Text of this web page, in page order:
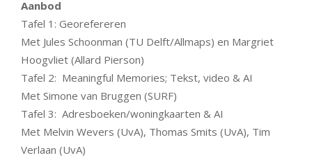
Aanbod
Tafel 1: Georefereren
Met Jules Schoonman (TU Delft/Allmaps) en Margriet
Hoogvliet (Allard Pierson)
Tafel 2: Meaningful Memories; Tekst, video & AI
Met Simone van Bruggen (SURF)
Tafel 3: Adresboeken/woningkaarten & AI
Met Melvin Wevers (UvA), Thomas Smits (UvA), Tim
Verlaan (UvA)